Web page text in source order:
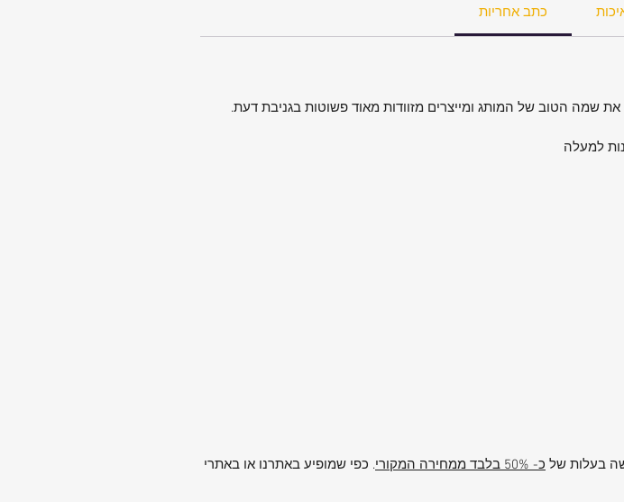
כתב אחריות
שמה הטוב של המותג ומייצרים מזוודות מאוד פשוטות בגניבת דעת.
למעלה
בעלות של כ- 50% בלבד ממחירה המקורי
. כפי שמופיע באתרנו או באתרי